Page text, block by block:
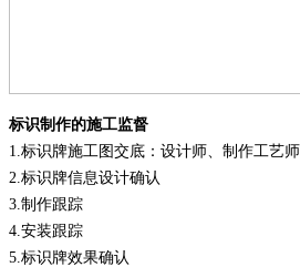
标识制作的施工监督
1. 标识牌施工图交底：设计师、制作工艺师
2. 标识牌信息设计确认
3. 制作跟踪
4. 安装跟踪
5. 标识牌效果确认